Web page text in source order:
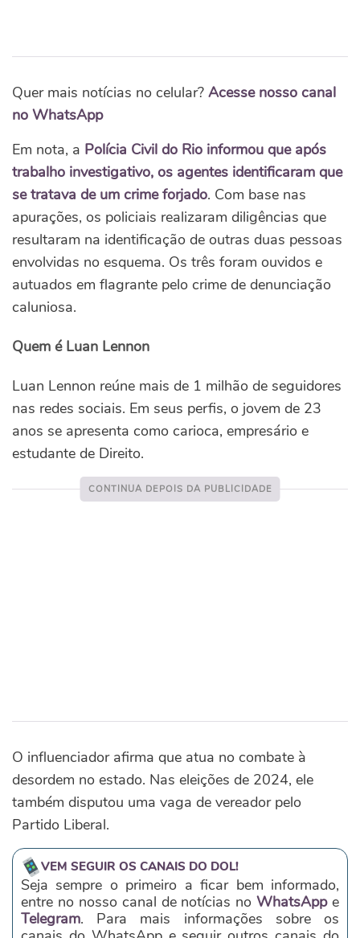
Quer mais notícias no celular? Acesse nosso canal
no WhatsApp
Em nota, a Polícia Civil do Rio informou que após
trabalho investigativo, os agentes identificaram que
se tratava de um crime forjado. Com base nas
apurações, os policiais realizaram diligências que
resultaram na identificação de outras duas pessoas
envolvidas no esquema. Os três foram ouvidos e
autuados em flagrante pelo crime de denunciação
caluniosa.
Quem é Luan Lennon
Luan Lennon reúne mais de 1 milhão de seguidores
nas redes sociais. Em seus perfis, o jovem de 23
anos se apresenta como carioca, empresário e
estudante de Direito.
O influenciador afirma que atua no combate à
desordem no estado. Nas eleições de 2024, ele
também disputou uma vaga de vereador pelo
Partido Liberal.
VEM SEGUIR OS CANAIS DO DOL!
Seja sempre o primeiro a ficar bem informado,
entre no nosso canal de notícias noWhatsAppe
Telegram. Para mais informações sobre os